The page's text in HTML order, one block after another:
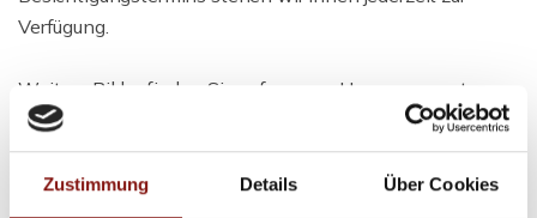
Zustimmung Details Über Cookies
Verfügung.
Weitere Bilder finden Sie auf unserer Homepage unter
www.hatz-team.de
Das ausführliche Exposé inklusive genauer Adressangabe
erhalten Sie nach Versenden einer vollständigen Anfrage!